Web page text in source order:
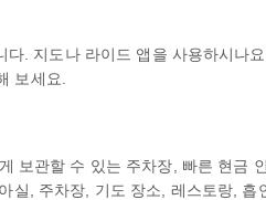
. 지도나 라이드 앱을 사용하시나
보세요.
보관할 수 있는 주차장, 빠른 현금
실, 주차장, 기도 장소, 레스토랑, 흡